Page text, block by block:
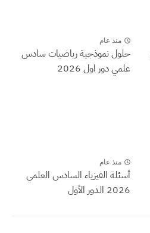
منذ عام
حلول نموذجية رياضيات سادس
علمي دور اول 2026
منذ عام
أسئلة الفيزياء السادس العلمي
2026 الدور الأول